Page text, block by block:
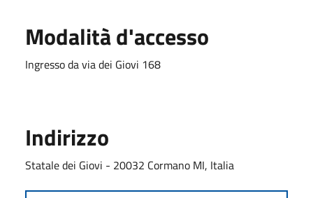
Modalità d'accesso
Ingresso da via dei Giovi 168
Indirizzo
Statale dei Giovi - 20032 Cormano MI, Italia